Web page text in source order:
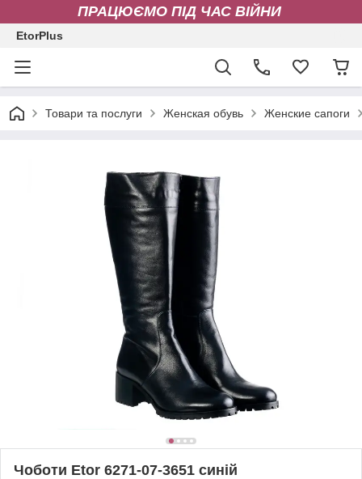
ПРАЦЮЄМО ПІД ЧАС ВІЙНИ
EtorPlus
Товари та послуги Женская обувь Женские сапоги
Чоботи Etor 6271-07-3651 синій